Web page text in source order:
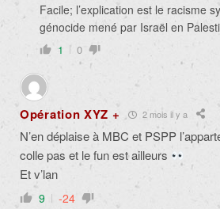
Facile; l’explication est le racisme
génocide mené par Israël en
1 0
Opération XYZ + 2 mois il y a
N’en déplaise à MBC et PSPP
colle pas et le fun est ailleurs
Et v’lan
9 -24